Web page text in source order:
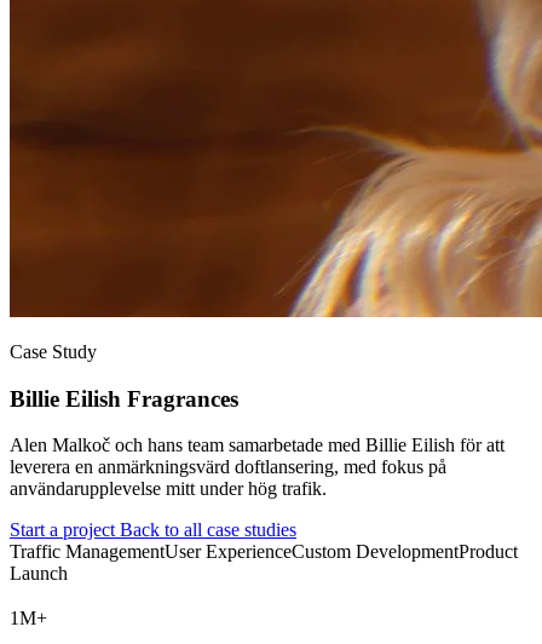
Case Study
Billie Eilish Fragrances
Alen Malkoč och hans team samarbetade med Billie Eilish för att
leverera en anmärkningsvärd doftlansering, med fokus på
användarupplevelse mitt under hög trafik.
Start a projectBack to all case studies
Traffic ManagementUser ExperienceCustom DevelopmentProduct
Launch
M+